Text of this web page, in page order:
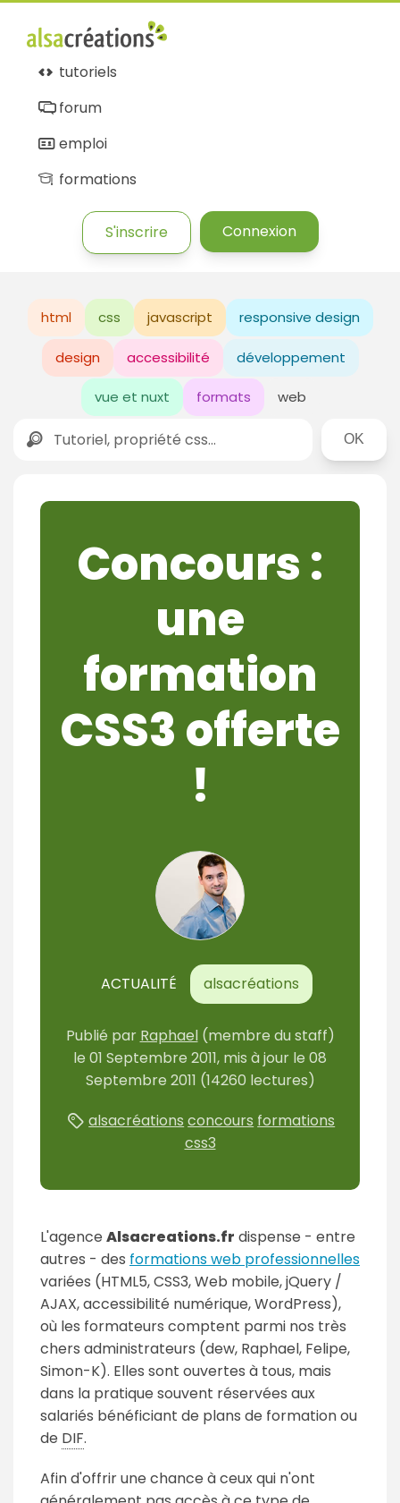
tutoriels
forum
emploi
formations
S'inscrire Connexion
html css javascript responsive design
design accessibilité développement
vue et nuxt formats web
Rechercher
Concours :
une
formation
CSS3 offerte
!
ACTUALITÉ alsacréations
Publié par Raphael (membre du staff)
le 01 Septembre 2011, mis à jour le 08
Septembre 2011 (14260 lectures)
alsacréations concours formations
css3
L'agence Alsacreations.fr dispense - entre
autres - des formations web professionnelles
variées (HTML5, CSS3, Web mobile, jQuery /
AJAX, accessibilité numérique, WordPress),
où les formateurs comptent parmi nos très
chers administrateurs (dew, Raphael, Felipe,
Simon-K). Elles sont ouvertes à tous, mais
dans la pratique souvent réservées aux
salariés bénéficiant de plans de formation ou
de DIF.
Afin d'offrir une chance à ceux qui n'ont